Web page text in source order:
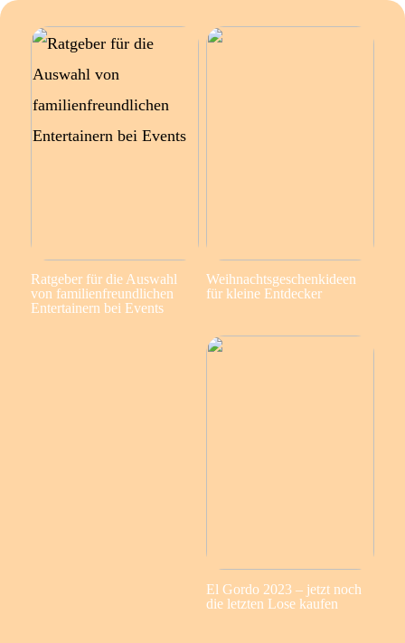
Ratgeber für die Auswahl
von familienfreundlichen
Entertainern bei Events
Weihnachtsgeschenkideen
für kleine Entdecker
El Gordo 2023 – jetzt noch
die letzten Lose kaufen